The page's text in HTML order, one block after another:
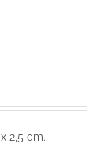
2,5 cm.